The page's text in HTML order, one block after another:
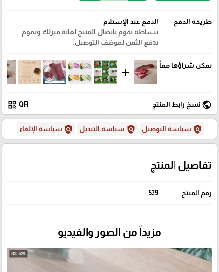
طريقة الدفع
الدفع عند الإستلام
ببساطة نقوم بايصال المنتج لغاية منزلك وتقوم
بدفع الثمن لموظف التوصيل.
يمكن شراؤها معاً
add
public نسخ رابط المنتج QR
qr_code
policy سياسة التوصيل policy سياسة التبديل policy سياسة الإلغاء
تفاصيل المنتج
رقم المنتج 529
مزيداً من الصور والفيديو